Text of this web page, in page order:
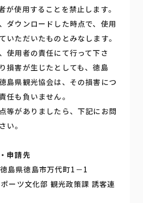
が使用することを禁止します。
ダウンロードした時点で、使用
いただいたものとみなします。
使用者の責任にて行って下さ
損害が生じたとしても、徳島
島県観光協会は、その損害につ
任も負いません。
等がありましたら、下記にお問
い。
申請先
島県徳島市万代町1－1
ーツ文化部 観光政策課 誘客連